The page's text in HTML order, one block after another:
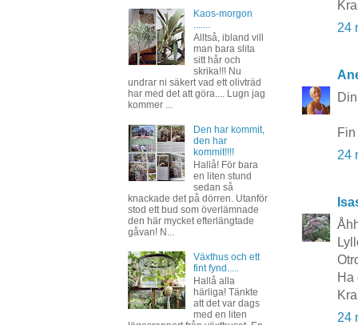
24
24
Ha
24
Kaos-morgon
Alltså, ibland vill
man bara slita
sitt hår och
skrika!!! Nu
undrar ni säkert vad ett olivträd
har med det att göra.... Lugn jag
kommer ...
Den har kommit,
den har
kommit!!!!
Hallå! För bara
en liten stund
sedan så
knackade det på dörren. Utanför
stod ett bud som överlämnade
den här mycket efterlängtade
gåvan! N...
Växthus och ett
fint fynd.....
Hallå alla
härliga! Tänkte
att det var dags
med en liten